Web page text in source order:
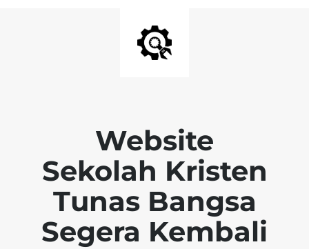
Website
Sekolah Kristen
Tunas Bangsa
Segera Kembali